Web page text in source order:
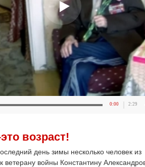
0:00 2:29
возраст!
день зимы несколько человек
войны Константину